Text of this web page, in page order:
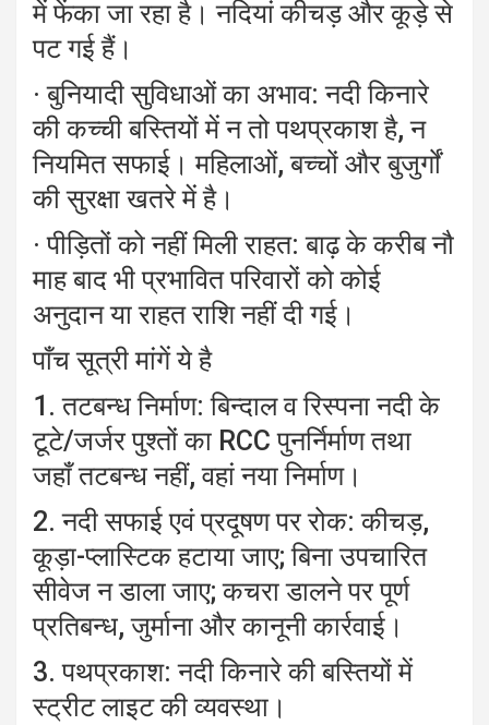
में फेंका जा रहा है। नदियां कीचड़ और कूड़े से
पट गई हैं।
· बुनियादी सुविधाओं का अभाव: नदी किनारे
की कच्ची बस्तियों में न तो पथप्रकाश है, न
नियमित सफाई। महिलाओं, बच्चों और बुजुर्गों
की सुरक्षा खतरे में है।
· पीड़ितों को नहीं मिली राहत: बाढ़ के करीब नौ
माह बाद भी प्रभावित परिवारों को कोई
अनुदान या राहत राशि नहीं दी गई।
पाँच सूत्री मांगें ये है
1. तटबन्ध निर्माण: बिन्दाल व रिस्पना नदी के
टूटे/जर्जर पुश्तों का RCC पुनर्निर्माण तथा
जहाँ तटबन्ध नहीं, वहां नया निर्माण।
2. नदी सफाई एवं प्रदूषण पर रोक: कीचड़,
कूड़ा-प्लास्टिक हटाया जाए; बिना उपचारित
सीवेज न डाला जाए; कचरा डालने पर पूर्ण
प्रतिबन्ध, जुर्माना और कानूनी कार्रवाई।
3. पथप्रकाश: नदी किनारे की बस्तियों में
स्ट्रीट लाइट की व्यवस्था।